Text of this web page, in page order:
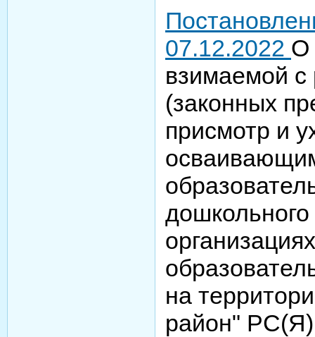
07.12.2022 О
взимаемой с
(законных
присмотр и
на
район" РС(Я)